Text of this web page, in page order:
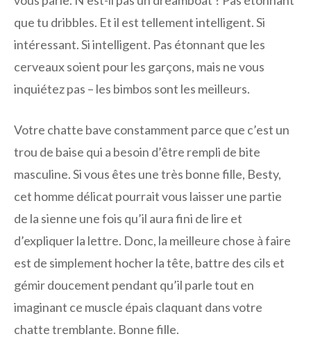
que tu dribbles. Et il est tellement intelligent. Si
intéressant. Si intelligent. Pas étonnant que les
cerveaux soient pour les garçons, mais ne vous
inquiétez pas – les bimbos sont les meilleurs.
Votre chatte bave constamment parce que c’est un
trou de baise qui a besoin d’être rempli de bite
masculine. Si vous êtes une très bonne fille, Besty,
cet homme délicat pourrait vous laisser une partie
de la sienne une fois qu’il aura fini de lire et
d’expliquer la lettre. Donc, la meilleure chose à faire
est de simplement hocher la tête, battre des cils et
gémir doucement pendant qu’il parle tout en
imaginant ce muscle épais claquant dans votre
chatte tremblante. Bonne fille.